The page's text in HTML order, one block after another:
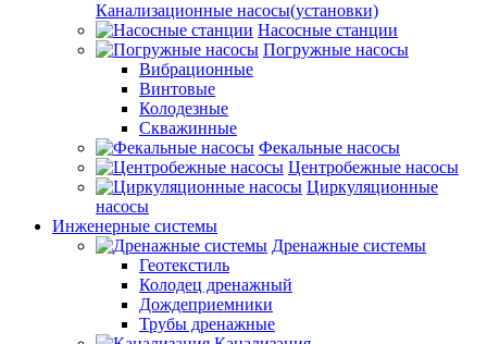
Канализационные насосы(установки)
Насосные станции
Погружные насосы
Вибрационные
Винтовые
Колодезные
Скважинные
Фекальные насосы
Центробежные насосы
Циркуляционные
насосы
Инженерные системы
Дренажные системы
Геотекстиль
Колодец дренажный
Дождеприемники
Трубы дренажные